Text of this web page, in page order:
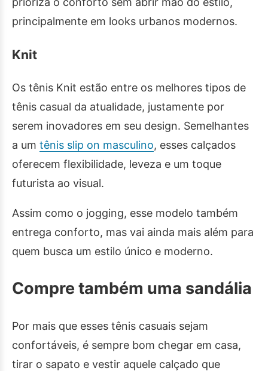
principalmente em looks urbanos modernos.
Knit
Os tênis Knit estão entre os melhores tipos de
tênis casual da atualidade, justamente por
serem inovadores em seu design. Semelhantes
a um tênis slip on masculino, esses calçados
oferecem flexibilidade, leveza e um toque
futurista ao visual.
Assim como o jogging, esse modelo também
entrega conforto, mas vai ainda mais além para
quem busca um estilo único e moderno.
Compre também uma sandália
Por mais que esses tênis casuais sejam
confortáveis, é sempre bom chegar em casa,
tirar o sapato e vestir aquele calçado que